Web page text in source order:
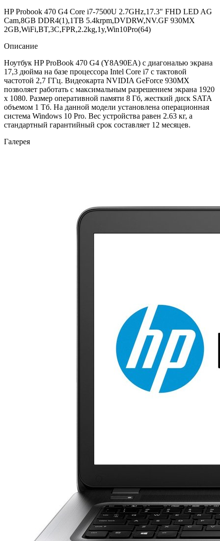
HP Probook 470 G4 Core i7-7500U 2.7GHz,17.3" FHD LED AG
Cam,8GB DDR4(1),1TB 5.4krpm,DVDRW,NV.GF 930MX
2GB,WiFi,BT,3C,FPR,2.2kg,1y,Win10Pro(64)
Описание
Ноутбук HP ProBook 470 G4 (Y8A90EA) с диагональю экрана
17,3 дюйма на базе процессора Intel Core i7 с тактовой
частотой 2,7 ГГц. Видеокарта NVIDIA GeForce 930MX
позволяет работать с максимальным разрешением экрана 1920
x 1080. Размер оперативной памяти 8 Гб, жесткий диск SATA
объемом 1 Тб. На данной модели установлена операционная
система Windows 10 Pro. Вес устройства равен 2.63 кг, а
стандартный гарантийный срок составляет 12 месяцев.
Галерея